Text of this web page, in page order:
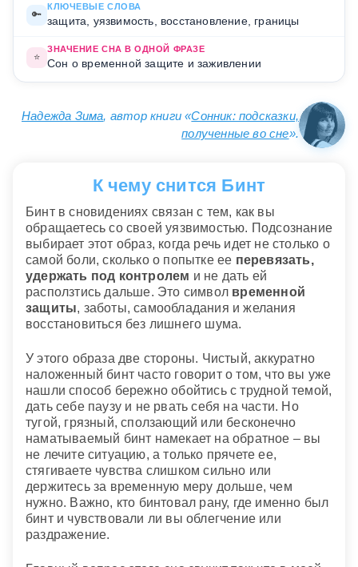
🔑
КЛЮЧЕВЫЕ СЛОВА
защита, уязвимость, восстановление, границы
⭐
ЗНАЧЕНИЕ СНА В ОДНОЙ ФРАЗЕ
Сон о временной защите и заживлении
Надежда Зима, автор книги «Сонник: подсказки,
полученные во сне».
К чему снится Бинт
Бинт в сновидениях связан с тем, как вы
обращаетесь со своей уязвимостью. Подсознание
выбирает этот образ, когда речь идет не столько о
самой боли, сколько о попытке ее перевязать,
удержать под контролем и не дать ей
расползтись дальше. Это символ временной
защиты, заботы, самообладания и желания
восстановиться без лишнего шума.
У этого образа две стороны. Чистый, аккуратно
наложенный бинт часто говорит о том, что вы уже
нашли способ бережно обойтись с трудной темой,
дать себе паузу и не рвать себя на части. Но
тугой, грязный, сползающий или бесконечно
наматываемый бинт намекает на обратное – вы
не лечите ситуацию, а только прячете ее,
стягиваете чувства слишком сильно или
держитесь за временную меру дольше, чем
нужно. Важно, кто бинтовал рану, где именно был
бинт и чувствовали ли вы облегчение или
раздражение.